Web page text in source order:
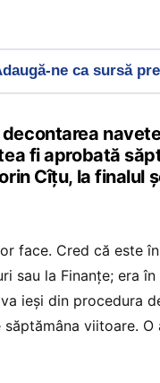
ne ca sursă
fi aprobată
Cîțu, la finalul
face. Cred că este
sau la Finanţe; era
ieşi din procedura
săptămâna viitoare.